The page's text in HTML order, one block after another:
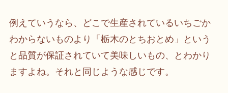
例えていうなら、どこで生産されているいちごか
わからないものより「栃木のとちおとめ」という
と品質が保証されていて美味しいもの、とわかり
ますよね。それと同じような感じです。